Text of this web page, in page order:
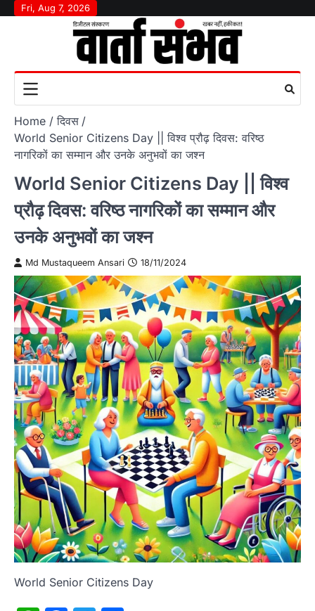
SkipFri, Aug 7, 2026
Home
दिवस
World Senior Citizens Day || विश्व प्रौढ़ दिवस: वरिष्ठ
नागरिकों का सम्मान और उनके अनुभवों का जश्न
World Senior Citizens Day || विश्व
प्रौढ़ दिवस: वरिष्ठ नागरिकों का सम्मान और
उनके अनुभवों का जश्न
Md Mustaqueem Ansari 18/11/2024
World Senior Citizens Day